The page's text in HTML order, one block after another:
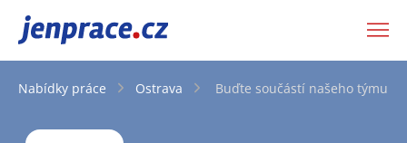
JenPráce.cz
Nabídky práce Ostrava Buďte součástí našeho týmu